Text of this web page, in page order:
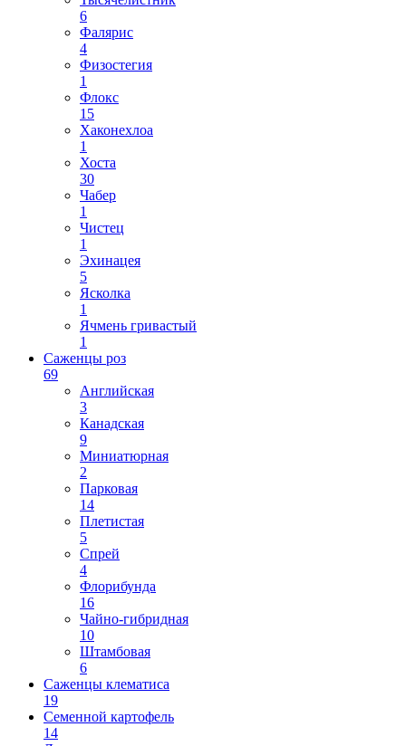
6
Фалярис
4
Физостегия
1
Флокс
15
Хаконехлоа
1
Хоста
30
Чабер
1
Чистец
1
Эхинацея
5
Ясколка
1
Ячмень гривастый
1
Саженцы роз
69
Английская
3
Канадская
9
Миниатюрная
2
Парковая
14
Плетистая
5
Спрей
4
Флорибунда
16
Чайно-гибридная
10
Штамбовая
6
Саженцы клематиса
19
Семенной картофель
14